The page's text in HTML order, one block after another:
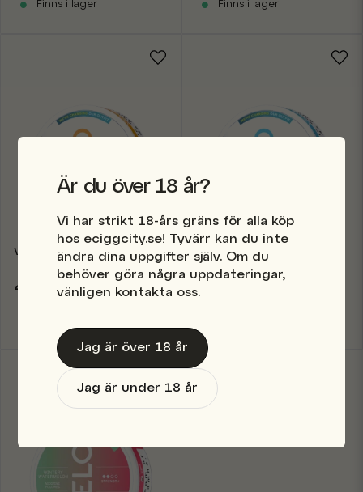
Finns i lager Finns i lager
VELO Tropical Mango
45 kr
VELO Crispy Peppermint
45 kr
Är du över 18 år?
Vi har strikt 18-års gräns för alla köp
hos eciggcity.se! Tyvärr kan du inte
ändra dina uppgifter själv. Om du
behöver göra några uppdateringar,
vänligen kontakta oss.
Jag är över 18 år
Jag är under 18 år